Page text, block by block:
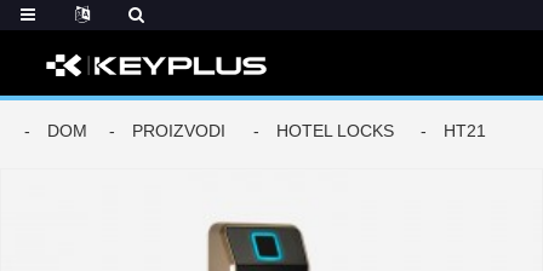
DOM PROIZVODI HOTEL LOCKS HT21